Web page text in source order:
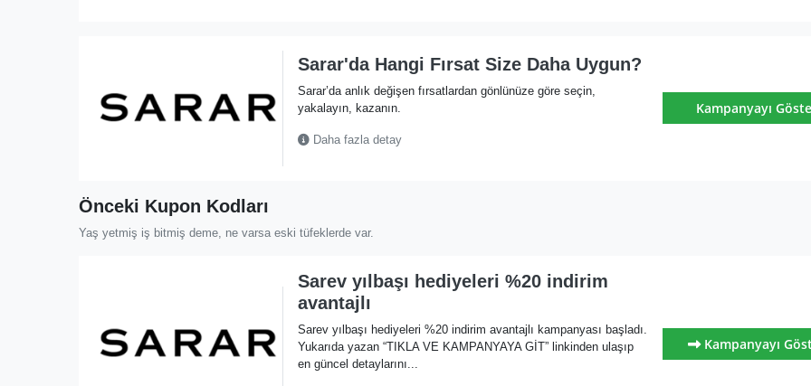
Sarar'da Hangi Fırsat Size Daha Uygun?
Sarar’da anlık değişen fırsatlardan gönlünüze göre seçin,
yakalayın, kazanın.
Daha fazla detay
Kampanyayı
Önceki Kupon Kodları
Yaş yetmiş iş bitmiş deme, ne varsa eski tüfeklerde var.
Sarev yılbaşı hediyeleri %20 indirim
avantajlı
Sarev yılbaşı hediyeleri %20 indirim avantajlı kampanyası başladı.
Yukarıda yazan “TIKLA VE KAMPANYAYA GİT” linkinden ulaşıp
en güncel detaylarını...
Kampanyayı